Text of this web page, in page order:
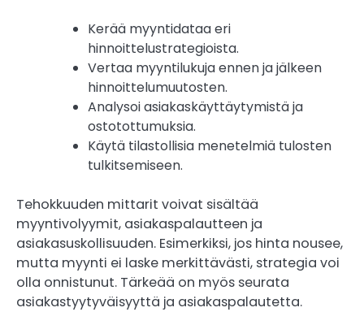
Kerää myyntidataa eri
hinnoittelustrategioista.
Vertaa myyntilukuja ennen ja jälkeen
hinnoittelumuutosten.
Analysoi asiakaskäyttäytymistä ja
ostotottumuksia.
Käytä tilastollisia menetelmiä tulosten
tulkitsemiseen.
Tehokkuuden mittarit voivat sisältää
myyntivolyymit, asiakaspalautteen ja
asiakasuskollisuuden. Esimerkiksi, jos hinta nousee,
mutta myynti ei laske merkittävästi, strategia voi
olla onnistunut. Tärkeää on myös seurata
asiakastyytyväisyyttä ja asiakaspalautetta.